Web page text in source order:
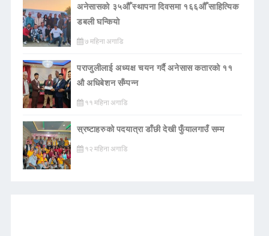
अनेसासको ३५औँ स्थापना दिवसमा १६६औँ साहित्यिक
डबली घन्कियाे
७ महिना अगाडि
पराजुलीलाई अध्यक्ष चयन गर्दै अनेसास कतारको ११
औ अधिबेशन सँम्पन्न
११ महिना अगाडि
स्रष्टाहरुको पदयात्रा डाँछी देखी फुँयालगाउँ सम्म
१२ महिना अगाडि